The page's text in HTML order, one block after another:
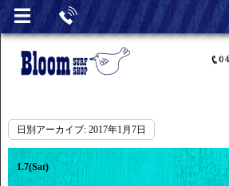
日別アーカイブ: 2017年1月7日
1.7(Sat)